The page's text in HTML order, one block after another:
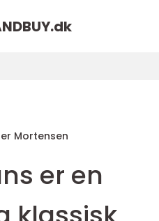
dk
Mortensen
er en